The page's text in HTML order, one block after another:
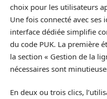
choix pour les utilisateurs
Une fois connecté avec ses
interface dédiée simplifie
du code PUK. La première
la section « Gestion de la
nécessaires sont
En deux ou trois clics,